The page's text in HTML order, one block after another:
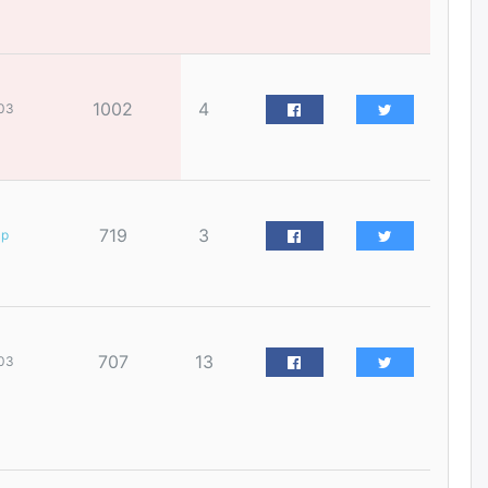
дурдлаа
Өмгөөлөгч Б.Оюунбилэг:
хууль хяналтын байгууллагаар
зогсоож, Арабын орнуудаас
1002 4
719 3
707 13